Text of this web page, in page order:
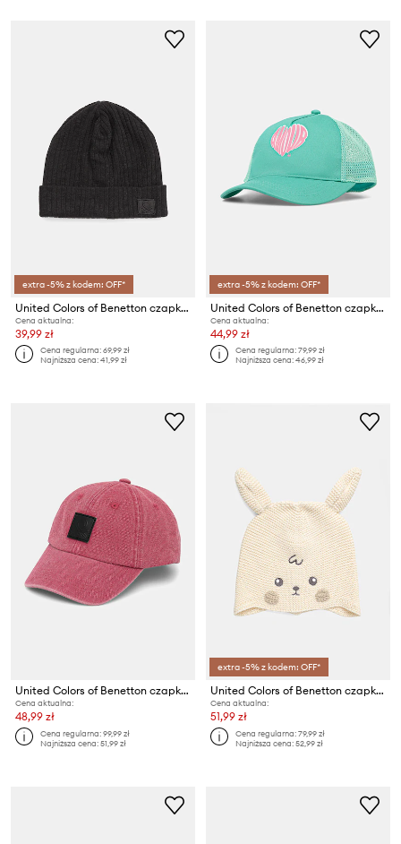
extra -5% z kodem: OFF*
United Colors of Benetton czapka dziecięca
Cena aktualna:
39,99 zł
Cena regularna:69,99 zł
Najniższa cena:41,99 zł
extra -5% z kodem: OFF*
United Colors of Benetton czapka z daszkiem dziecięca
Cena aktualna:
44,99 zł
Cena regularna:79,99 zł
Najniższa cena:46,99 zł
United Colors of Benetton czapka z daszkiem
Cena aktualna:
48,99 zł
Cena regularna:99,99 zł
Najniższa cena:51,99 zł
extra -5% z kodem: OFF*
United Colors of Benetton czapka dziecięca bawełniana
Cena aktualna:
51,99 zł
Cena regularna:79,99 zł
Najniższa cena:52,99 zł